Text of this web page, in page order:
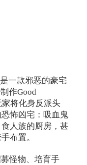
是一款邪恶的豪宅
作Good
家将化身反派头
怖凶宅：吸血鬼
人族的厨房，甚
布置。
怪物、培育手